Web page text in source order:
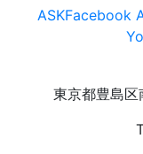
ASKFacebook
東京都豊島